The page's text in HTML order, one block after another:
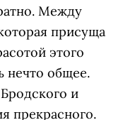
Между
присуща
этого
нечто общее.
и
прекрасного.